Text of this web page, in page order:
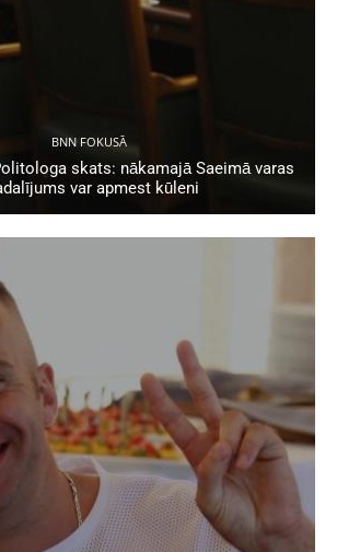
BNN FOKUSĀ
skats: nākamajā Saeimā varas
var apmest kūleni